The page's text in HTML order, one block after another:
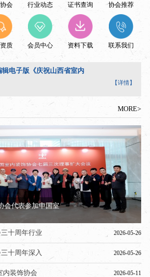
会 行业动态 证书查询 协会推荐
质 会员中心 资料下载 联系我们
辑电子版《庆祝山西省室内
【详情】
MORE>
会代表参加中国室
十周年行业 2026-05-26
十周年深入 2026-05-26
内装饰协会 2026-05-11